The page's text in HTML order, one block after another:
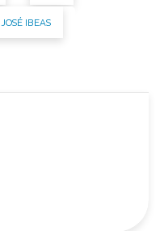
JOSÉ IBEAS